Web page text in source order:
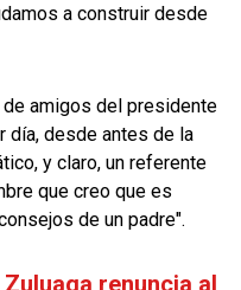
a construir desde
de amigos del presidente
día, desde antes de la
y claro, un referente
que creo que es
de un padre".
renuncia al